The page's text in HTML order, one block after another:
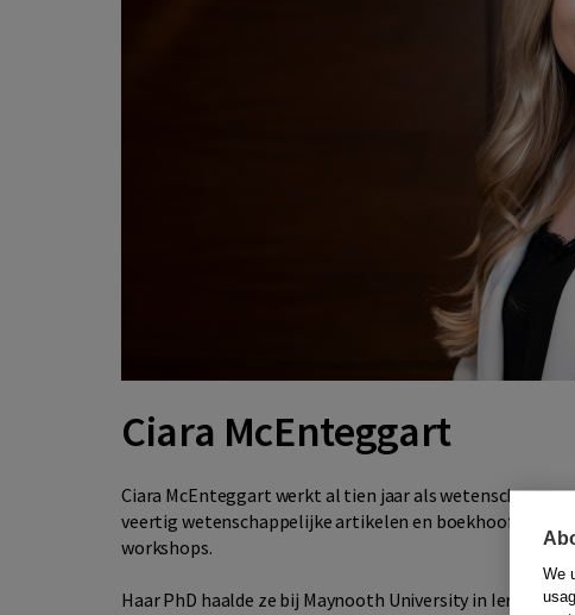
Ciara McEnteggart
Ciara McEnteggart werkt al tien jaar als wetenschapper
veertig wetenschappelijke artikelen en
workshops.
Haar PhD haalde ze bij Maynooth University in Ierland
We